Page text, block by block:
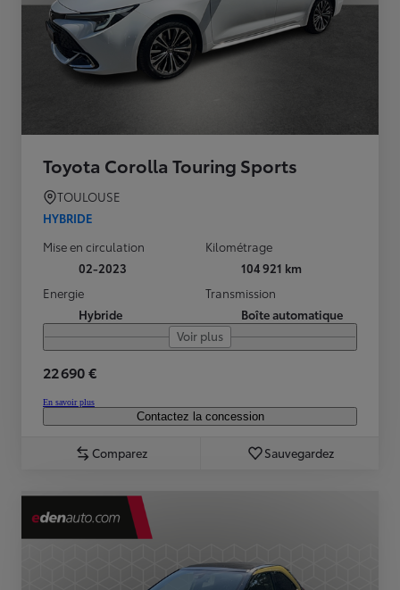
Toyota Corolla Touring Sports
TOULOUSE
HYBRIDE
Mise en circulation
02-2023
Kilométrage
104 921 km
Energie
Hybride
Transmission
Boîte automatique
Voir plus
22 690 €
En savoir plus
Contactez la concession
Comparez Sauvegardez